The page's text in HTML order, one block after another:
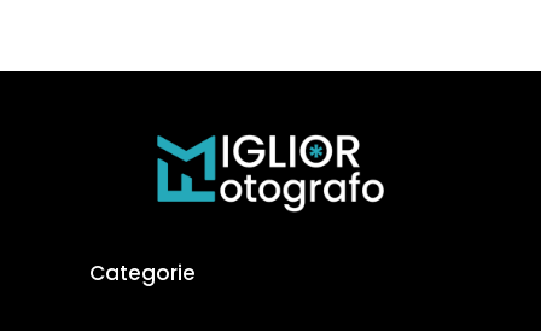
Categorie